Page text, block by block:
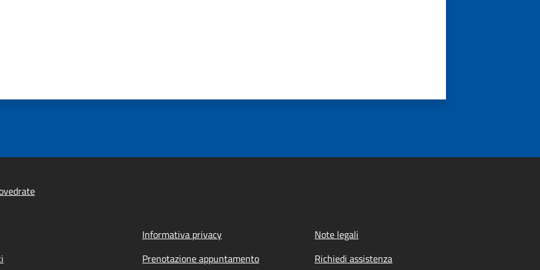
Informativa privacy
Note legali
Prenotazione appuntamento Richiedi assistenza